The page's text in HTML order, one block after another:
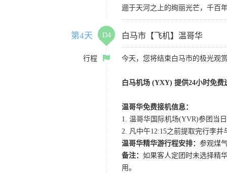
逦于天河之上的绚丽光芒，千百
第4天 D4 白马市【飞机】温哥华
行程 今天，您将结束白马市的极光观
白马机场 (YXY) 提供24小时免费
温哥华免费接机信息：
1. 温哥华国际机场(YVR)参团当
2. 凡中午12:15之前提取完行李
温哥华精华游行程安排： 参观煤
备注： 如果客人定团时未选择精
用。